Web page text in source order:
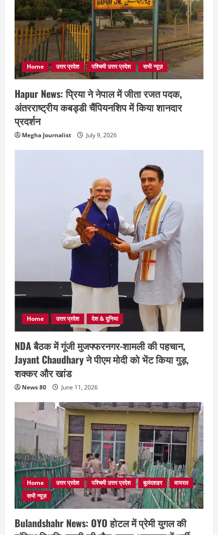
Home उत्तर प्रदेश पश्चिमी उत्तर प्रदेश सभी न्यूज़
Hapur News: प्रिया ने नेपाल में जीता रजत पदक,
अंतरराष्ट्रीय कबड्डी चैंपियनशिप में किया शानदार
प्रदर्शन
Megha Journalist July 9, 2026
Home उत्तर प्रदेश देश & दुनिया
NDA बैठक में गूंजी मुजफ्फरनगर-शामली की पहचान,
Jayant Chaudhary ने पीएम मोदी को भेंट किया गुड़,
शक्कर और खांड
News 80 June 11, 2026
Home उत्तर प्रदेश पश्चिमी उत्तर प्रदेश बुलंदशहर
वायरल
सभी न्यूज़
Bulandshahr News: OYO होटल में प्रेमी युगल की